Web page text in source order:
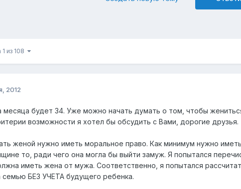
из 108
2012
месяца будет 34. Уже можно начать думать о том, чтобы
возможности я хотел бы обсудить с Вами, дорогие друзья.
женой нужно иметь моральное право. Как минимум нужно
то, ради чего она могла бы выйти замуж. Я попытался
иметь жена от мужа. Соответственно, я попытался
БЕЗ УЧЕТА будущего ребенка.